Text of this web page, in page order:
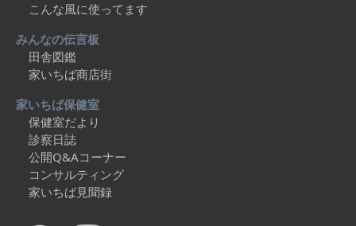
こんな風に使ってます
みんなの伝言板
田舎図鑑
家いちば商店街
家いちば保健室
保健室だより
診察日誌
公開Q&Aコーナー
コンサルティング
家いちば見聞録